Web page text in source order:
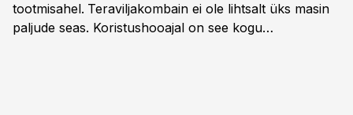
tootmisahel. Teraviljakombain ei ole lihtsalt üks masin
paljude seas. Koristushooajal on see kogu